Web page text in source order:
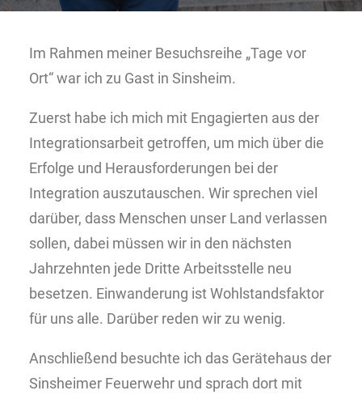
Im Rahmen meiner Besuchsreihe „Tage vor
Ort“ war ich zu Gast in Sinsheim.
Zuerst habe ich mich mit Engagierten aus der
Integrationsarbeit getroffen, um mich über die
Erfolge und Herausforderungen bei der
Integration auszutauschen. Wir sprechen viel
darüber, dass Menschen unser Land verlassen
sollen, dabei müssen wir in den nächsten
Jahrzehnten jede Dritte Arbeitsstelle neu
besetzen. Einwanderung ist Wohlstandsfaktor
für uns alle. Darüber reden wir zu wenig.
Anschließend besuchte ich das Gerätehaus der
Sinsheimer Feuerwehr und sprach dort mit